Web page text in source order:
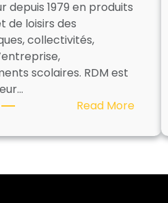
depuis 1979 en produits
de loisirs des
collectivités,
scolaires. RDM est
Read More:
VIDEO